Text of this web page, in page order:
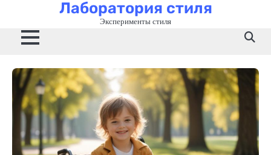
содержимому
Лаборатория стиля
Эксперименты стиля